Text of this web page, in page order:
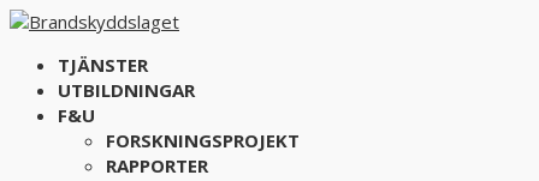
TJÄNSTER
UTBILDNINGAR
F&U
FORSKNINGSPROJEKT
RAPPORTER